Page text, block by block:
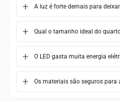
A luz é forte demais para
Qual o tamanho ideal do
O LED gasta muita energia
Os materiais são seguros para